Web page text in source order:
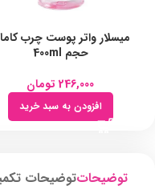
میسلار واتر پوست چرب
حجم 400ml
246,000 تومان
افزودن به سبد خرید
توضیحاتتوضیحات